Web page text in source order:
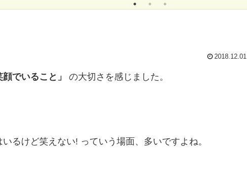
2018.12.01
顔でいること」 の大切さを感じました。
るけど笑えない! っていう場面、多いですよね。